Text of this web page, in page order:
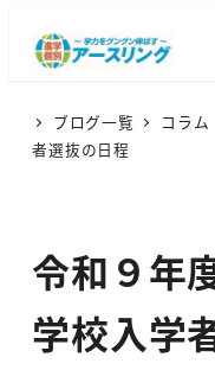
ブログ一覧 コラム
者選抜の日程
令和９年
学校入学